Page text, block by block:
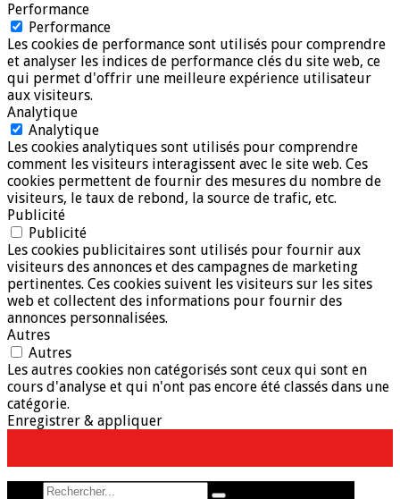
Performance
Performance
Les cookies de performance sont utilisés pour comprendre
et analyser les indices de performance clés du site web, ce
qui permet d'offrir une meilleure expérience utilisateur
aux visiteurs.
Analytique
Analytique
Les cookies analytiques sont utilisés pour comprendre
comment les visiteurs interagissent avec le site web. Ces
cookies permettent de fournir des mesures du nombre de
visiteurs, le taux de rebond, la source de trafic, etc.
Publicité
Publicité
Les cookies publicitaires sont utilisés pour fournir aux
visiteurs des annonces et des campagnes de marketing
pertinentes. Ces cookies suivent les visiteurs sur les sites
web et collectent des informations pour fournir des
annonces personnalisées.
Autres
Autres
Les autres cookies non catégorisés sont ceux qui sont en
cours d'analyse et qui n'ont pas encore été classés dans une
catégorie.
Enregistrer & appliquer
Search